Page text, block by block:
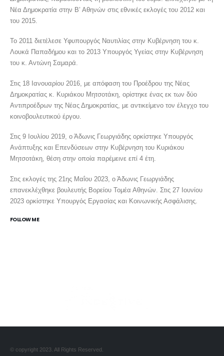
Νέα Δημοκρατία στην Β’ Αθηνών στις εθνικές εκλογές του 2012 και
του 2015.
Το 2011 διετέλεσε Υφυπουργός Ναυτιλίας στην Κυβέρνηση του κ.
Λουκά Παπαδήμου και το 2013 Υπουργός Υγείας στην Κυβέρνηση
του κ. Αντώνη Σαμαρά.
Στις 18 Ιανουαρίου 2016, με απόφαση του Προέδρου της Νέας
Δημοκρατίας κ. Κυριάκου Μητσοτάκη, ορίστηκε ένας εκ των δύο
Αντιπροέδρων της Νέας Δημοκρατίας, με αντικείμενο τον έλεγχο του
κοινοβουλευτικού έργου.
Στις 9 Ιουλίου 2019, ο Άδωνις Γεωργιάδης ορκίστηκε Υπουργός
Ανάπτυξης και Επενδύσεων στην Κυβέρνηση του Κυριάκου
Μητσοτάκη, θέση στην οποία παρέμεινε επί 4 έτη.
Στις εκλογές της 21ης Μαΐου 2023, ο Άδωνις Γεωργιάδης
επανεκλέχθηκε βουλευτής Βορείου Τομέα Αθηνών. Στις 27 Ιουνίου
2023 ορκίστηκε Υπουργός Εργασίας και Κοινωνικής Ασφάλισης.
FOLLOW ME
© copyright 2023. All Rights Reserved.